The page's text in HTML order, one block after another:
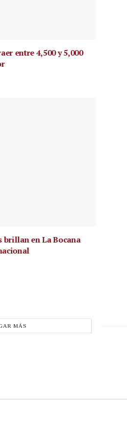
entre 4,500 y 5,000
brillan en La Bocana
MÁS